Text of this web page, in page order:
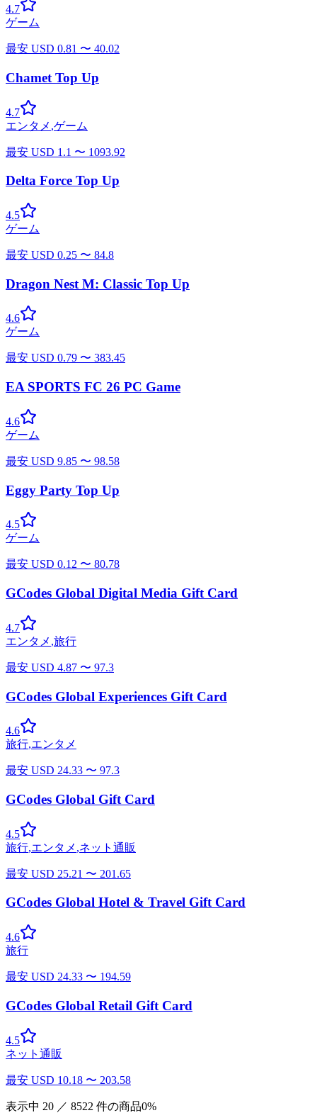
4.7
ゲーム
最安 USD 0.81 〜 40.02
Chamet Top Up
4.7
エンタメ ,ゲーム
最安 USD 1.1 〜 1093.92
Delta Force Top Up
4.5
ゲーム
最安 USD 0.25 〜 84.8
Dragon Nest M: Classic Top Up
4.6
ゲーム
最安 USD 0.79 〜 383.45
EA SPORTS FC 26 PC Game
4.6
ゲーム
最安 USD 9.85 〜 98.58
Eggy Party Top Up
4.5
ゲーム
最安 USD 0.12 〜 80.78
GCodes Global Digital Media Gift Card
4.7
エンタメ ,旅行
最安 USD 4.87 〜 97.3
GCodes Global Experiences Gift Card
4.6
旅行,エンタメ
最安 USD 24.33 〜 97.3
GCodes Global Gift Card
4.5
旅行,エンタメ ,ネット通販
最安 USD 25.21 〜 201.65
GCodes Global Hotel & Travel Gift Card
4.6
旅行
最安 USD 24.33 〜 194.59
GCodes Global Retail Gift Card
4.5
ネット通販
最安 USD 10.18 〜 203.58
表示中 20 ／ 8522 件の商品0%